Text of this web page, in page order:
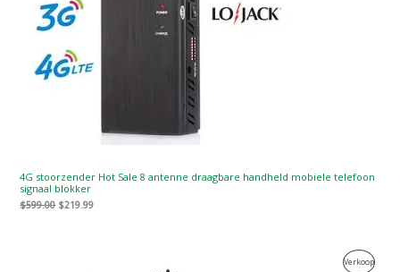
4G stoorzender Hot Sale 8 antenne draagbare handheld mobiele telefoon
signaal blokker
$599.00 $219.99
Verkoop